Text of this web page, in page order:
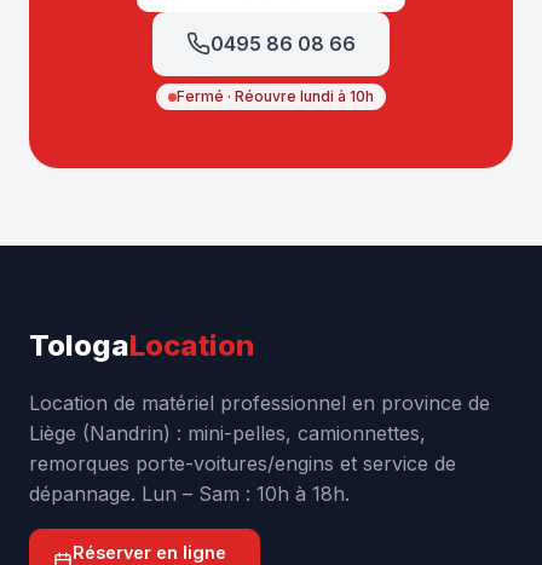
0495 86 08 66
Fermé · Réouvre lundi à 10h
TologaLocation
Location de matériel professionnel en province de
Liège (Nandrin) : mini-pelles, camionnettes,
remorques porte-voitures/engins et service de
dépannage. Lun – Sam : 10h à 18h.
Réserver en ligne